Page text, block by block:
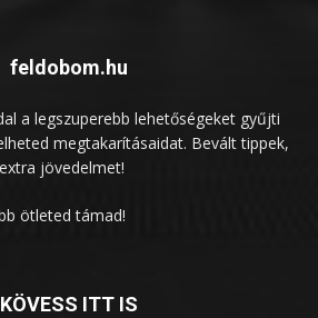
feldobom.hu
a legszuperebb lehetőségeket gyűjti
megtakarításaidat. Bevált tippek,
jövedelmet!
ötleted támad!
KÖVESS ITT IS